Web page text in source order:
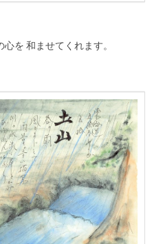
を 和ませてくれます。